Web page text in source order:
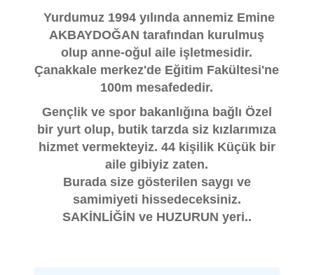
Yurdumuz 1994 yılında annemiz Emine
AKBAYDOĞAN tarafından kurulmuş
olup anne-oğul aile işletmesidir.
Çanakkale merkez'de Eğitim Fakültesi'ne
100m mesafededir.
Gençlik ve spor bakanlığına bağlı Özel
bir yurt olup, butik tarzda siz kızlarımıza
hizmet vermekteyiz. 44 kişilik Küçük bir
aile gibiyiz zaten.
Burada size gösterilen saygı ve
samimiyeti hissedeceksiniz.
SAKİNLİĞİN ve HUZURUN yeri..